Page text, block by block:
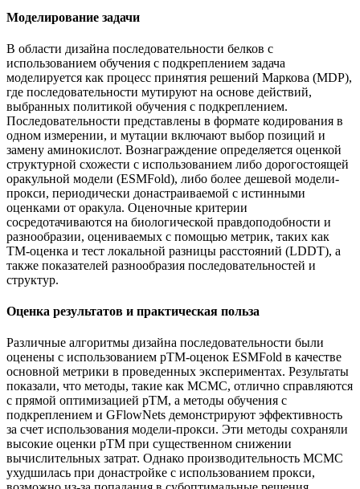
Моделирование задачи
В области дизайна последовательности белков с
использованием обучения с подкреплением задача
моделируется как процесс принятия решений Маркова (MDP),
где последовательности мутируют на основе действий,
выбранных политикой обучения с подкреплением.
Последовательности представлены в формате кодирования в
одном измерении, и мутации включают выбор позиций и
замену аминокислот. Вознаграждение определяется оценкой
структурной схожести с использованием либо дорогостоящей
оракульной модели (ESMFold), либо более дешевой модели-
прокси, периодически донастраиваемой с истинными
оценками от оракула. Оценочные критерии
сосредотачиваются на биологической правдоподобности и
разнообразии, оцениваемых с помощью метрик, таких как
TM-оценка и тест локальной разницы расстояний (LDDT), а
также показателей разнообразия последовательностей и
структур.
Оценка результатов и практическая польза
Различные алгоритмы дизайна последовательности были
оценены с использованием pTM-оценок ESMFold в качестве
основной метрики в проведенных экспериментах. Результаты
показали, что методы, такие как МСМС, отлично справляются
с прямой оптимизацией pTM, а методы обучения с
подкреплением и GFlowNets демонстрируют эффективность
за счет использования модели-прокси. Эти методы сохраняли
высокие оценки pTM при существенном снижении
вычислительных затрат. Однако производительность МСМС
ухудшилась при донастройке с использованием прокси,